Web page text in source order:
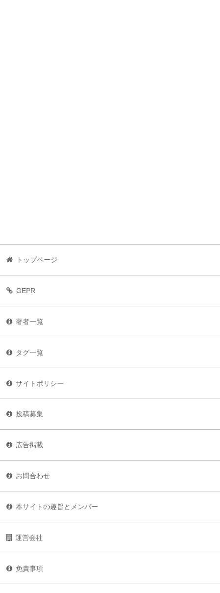
トップページ
GEPR
著者一覧
タグ一覧
サイトポリシー
投稿募集
広告掲載
お問合わせ
本サイトの趣旨とメンバー
運営会社
免責事項